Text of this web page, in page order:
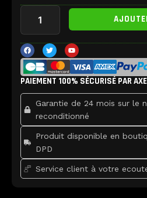
quantité
Batterie
iPhone
12
12
Pro
Premium
DIAG
MODE
F
a
c
e
b
o
k
T
w
i
t
t
e
Y
o
u
t
u
b
PAIEMENT 100% SÉCURISÉ PAR
Garantie de 24 mois sur le
reconditionné
Produit disponible en
DPD
Service client à votre